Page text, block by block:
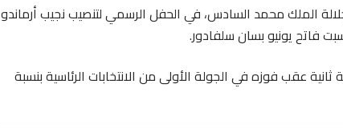
الملك محمد السادس، في الحفل الرسمي لتنصيب نجيب أرماندو
فاتح يونيو بسان سلفادور.
عقب فوزه في الجولة الأولى من الانتخابات الرئاسية بنسبة